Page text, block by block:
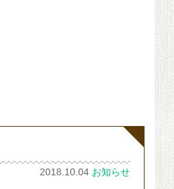
2018.10.04 お知らせ